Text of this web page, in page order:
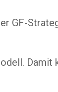
GF-
Damit